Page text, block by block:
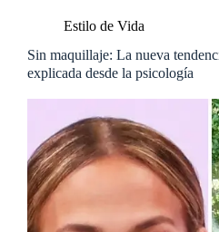
Estilo de Vida
Sin maquillaje: La nueva
explicada desde la psicología